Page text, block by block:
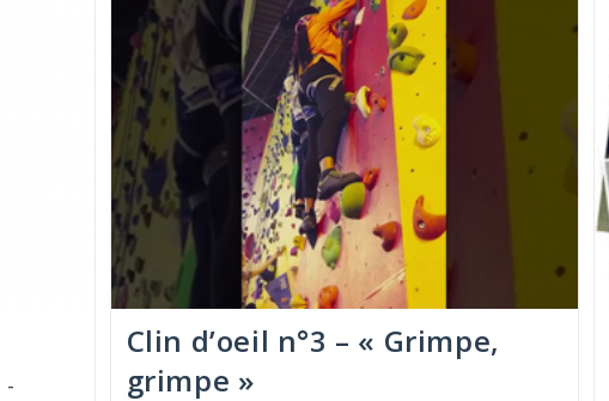
Clin d’oeil n°3 – « Grimpe,
grimpe »